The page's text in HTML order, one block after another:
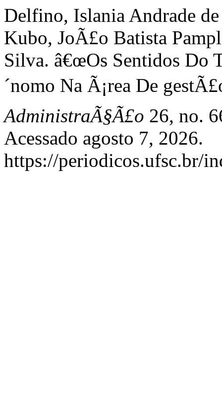
Delfino, Islania Andrade
Kubo, JoÃ£o Batista
Silva. â€œOs Sentidos Do
´nomo Na Ã¡rea De
AdministraÃ§Ã£o 26, no.
Acessado agosto 7, 2026.
https://periodicos.ufsc.br/